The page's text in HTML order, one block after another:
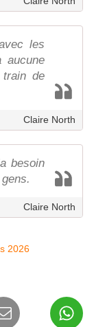
les
de
Claire North
besoin
Claire North
2026